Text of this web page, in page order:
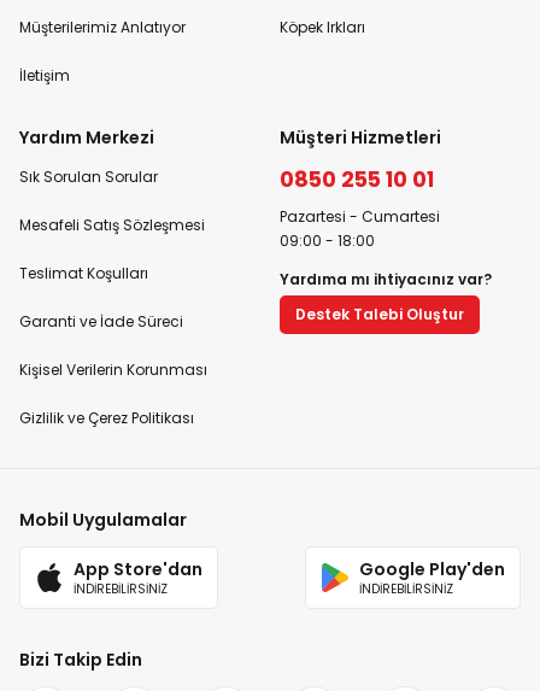
Müşterilerimiz Anlatıyor
İletişim
Köpek Irkları
Yardım Merkezi
Sık Sorulan Sorular
Mesafeli Satış Sözleşmesi
Teslimat Koşulları
Garanti ve İade Süreci
Kişisel Verilerin Korunması
Gizlilik ve Çerez Politikası
Müşteri Hizmetleri
0850 255 10 01
Pazartesi - Cumartesi
09:00 - 18:00
Yardıma mı ihtiyacınız var?
Destek Talebi Oluştur
Mobil Uygulamalar
App Store'dan
İNDİREBİLİRSİNİZ
Google Play'den
İNDİREBİLİRSİNİZ
Bizi Takip Edin